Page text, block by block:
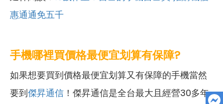
惠通通免五千
手機哪裡買價格最便宜划算有保障?
如果想要買到價格最便宜划算又有保障的手機當然
要到傑昇通信 ！傑昇通信是全台最大且經營30多年